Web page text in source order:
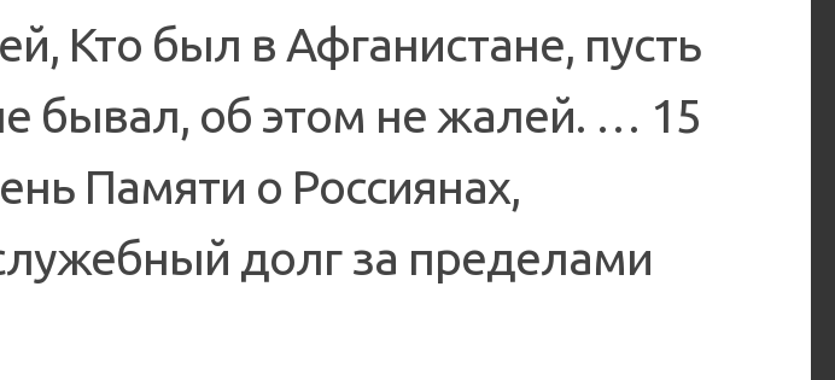
Кто был в Афганистане, пусть
бывал, об этом не жалей. … 15
Памяти о Россиянах,
долг за пределами